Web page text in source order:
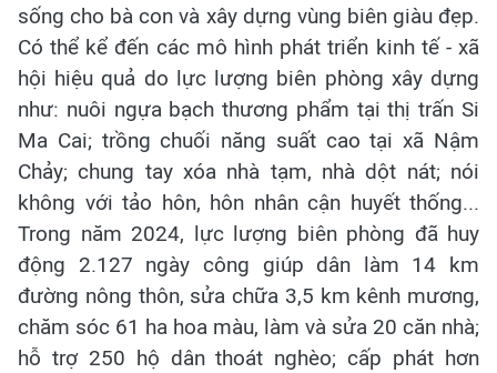
sống cho bà con và xây dựng vùng biên giàu đẹp.
Có thể kể đến các mô hình phát triển kinh tế - xã
hội hiệu quả do lực lượng biên phòng xây dựng
như: nuôi ngựa bạch thương phẩm tại thị trấn Si
Ma Cai; trồng chuối năng suất cao tại xã Nậm
Chảy; chung tay xóa nhà tạm, nhà dột nát; nói
không với tảo hôn, hôn nhân cận huyết thống...
Trong năm 2024, lực lượng biên phòng đã huy
động 2.127 ngày công giúp dân làm 14 km
đường nông thôn, sửa chữa 3,5 km kênh mương,
chăm sóc 61 ha hoa màu, làm và sửa 20 căn nhà;
hỗ trợ 250 hộ dân thoát nghèo; cấp phát hơn